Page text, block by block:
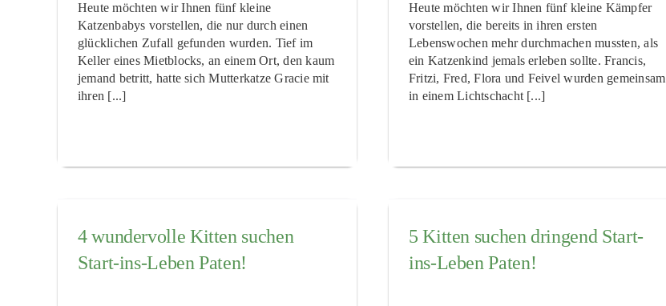
Heute möchten wir Ihnen fünf kleine
Katzenbabys vorstellen, die nur durch einen
glücklichen Zufall gefunden wurden. Tief im
Keller eines Mietblocks, an einem Ort, den kaum
jemand betritt, hatte sich Mutterkatze Gracie mit
ihren [...]
Heute möchten wir Ihnen fünf kleine Kämpfer
vorstellen, die bereits in ihren ersten
Lebenswochen mehr durchmachen mussten, als
ein Katzenkind jemals erleben sollte. Francis,
Fritzi, Fred, Flora und Feivel wurden gemeinsam
in einem Lichtschacht [...]
4 wundervolle Kitten suchen
Start-ins-Leben Paten!
5 Kitten suchen dringend Start-
ins-Leben Paten!